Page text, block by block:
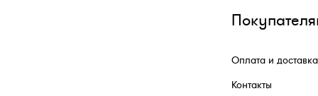
Оплата и доставка
Контакты